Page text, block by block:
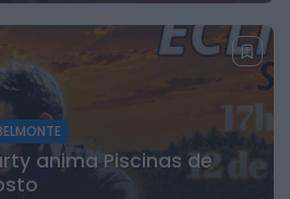
anima Piscinas de